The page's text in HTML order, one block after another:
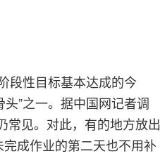
段性目标基本达成的今
”之一。据中国网记者调
常见。对此，有的地方放出
成作业的第二天也不用补